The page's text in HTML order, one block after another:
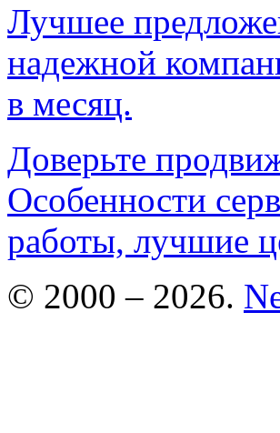
Лучшее
надежной
в месяц.
Доверьте
Особенности
работы, лучшие
© 2000 – 2026.